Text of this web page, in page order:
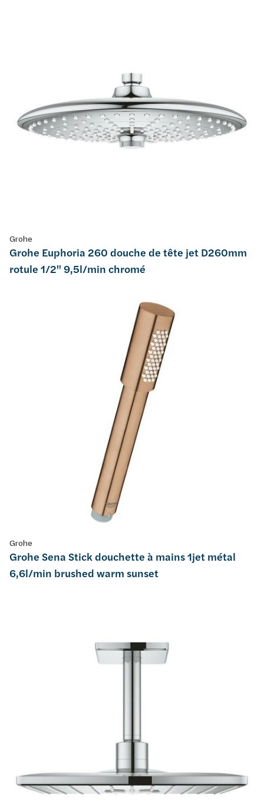
Grohe
Grohe Euphoria 260 douche de tête jet D260mm
rotule 1/2" 9,5l/min chromé
Grohe
Grohe Sena Stick douchette à mains 1jet métal
6,6l/min brushed warm sunset